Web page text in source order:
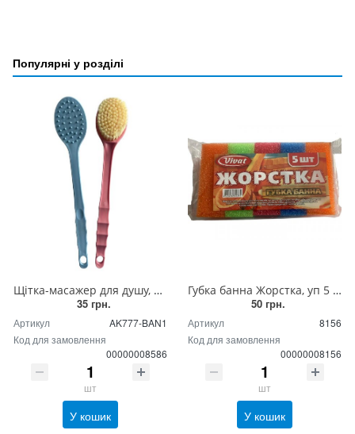
Популярні у розділі
Щітка-масажер для душу, ванної, лазні пластмасова з ручкою (для корекції фігури)
35 грн.
Артикул
AK777-BAN1
Код для замовлення
00000008586
шт
У кошик
Губка банна Жорстка, уп 5 штук
50 грн.
Артикул
8156
Код для замовлення
00000008156
шт
У кошик